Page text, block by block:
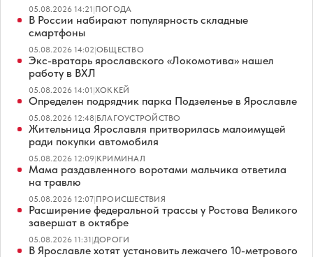
05.08.2026 14:21|ПОГОДА
В России набирают популярность складные
смартфоны
05.08.2026 14:02|ОБЩЕСТВО
Экс-вратарь ярославского «Локомотива» нашел
работу в ВХЛ
05.08.2026 14:01|ХОККЕЙ
Определен подрядчик парка Подзеленье в Ярославле
05.08.2026 12:48|БЛАГОУСТРОЙСТВО
Жительница Ярославля притворилась малоимущей
ради покупки автомобиля
05.08.2026 12:09|КРИМИНАЛ
Мама раздавленного воротами мальчика ответила
на травлю
05.08.2026 12:07|ПРОИСШЕСТВИЯ
Расширение федеральной трассы у Ростова Великого
завершат в октябре
05.08.2026 11:31|ДОРОГИ
В Ярославле хотят установить лежачего 10-метрового